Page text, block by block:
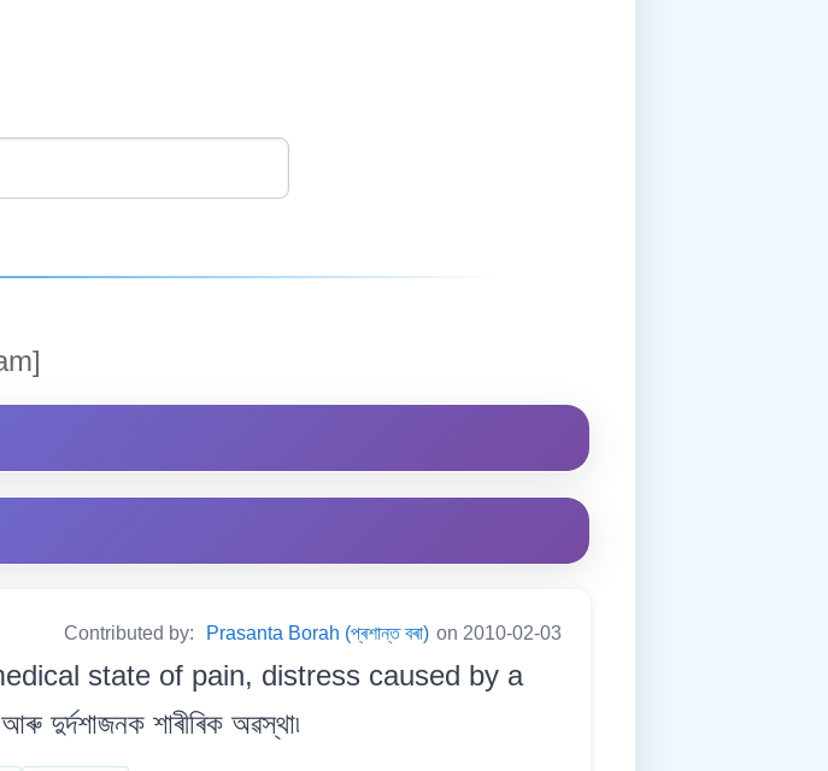
Contributed by: Prasanta Borah (প্ৰশান্ত বৰা) on 2010-02-03
state of pain, distress caused by a
দুৰ্দশাজনক শাৰীৰিক অৱস্থা৷